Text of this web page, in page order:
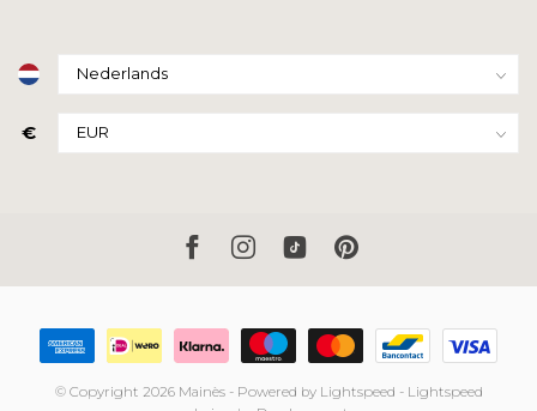
€
© Copyright 2026 Mainès - Powered by Lightspeed - Lightspeed